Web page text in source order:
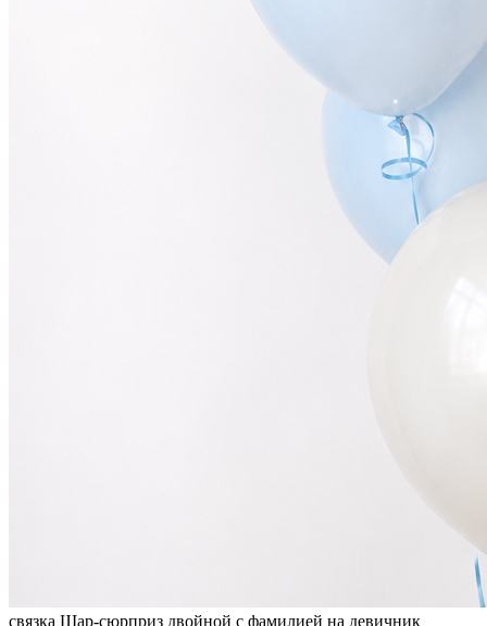
связка Шар-сюрприз двойной с фамилией на девичник